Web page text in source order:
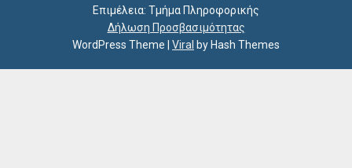
Επιμέλεια: Τμήμα Πληροφορικής
Δήλωση Προσβασιμότητας
WordPress Theme
Viral by Hash Themes